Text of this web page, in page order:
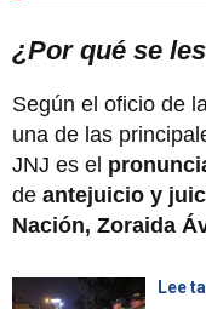
¿Por qué se
Según el oficio de
una de las
JNJ es el
de antejuicio y
Nación, Zoraida
Lee